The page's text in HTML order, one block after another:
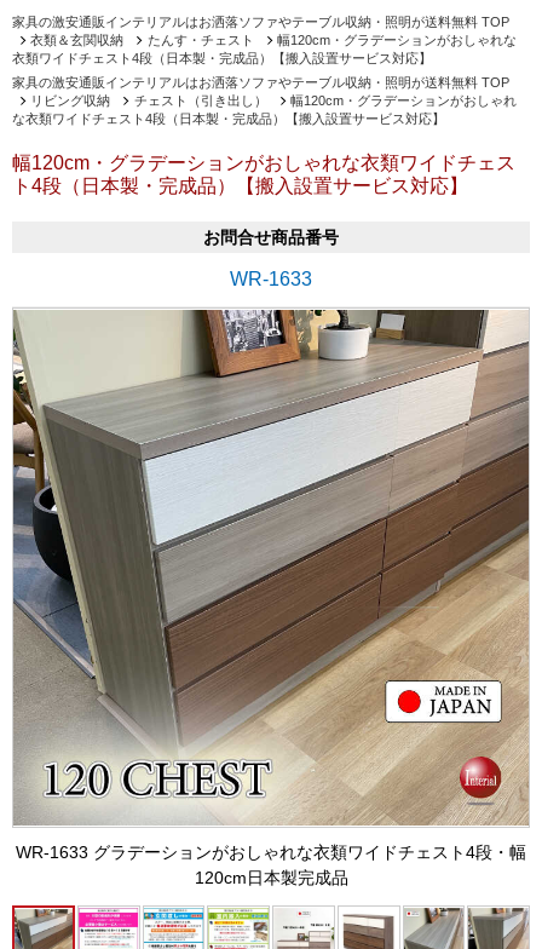
家具の激安通販インテリアルはお洒落ソファやテーブル収納・照明が送料無料 TOP
衣類＆玄関収納
たんす・チェスト
幅120cm・グラデーションがおしゃれな
衣類ワイドチェスト4段（日本製・完成品）【搬入設置サービス対応】
家具の激安通販インテリアルはお洒落ソファやテーブル収納・照明が送料無料 TOP
リビング収納
チェスト（引き出し）
幅120cm・グラデーションがおしゃれ
な衣類ワイドチェスト4段（日本製・完成品）【搬入設置サービス対応】
幅120cm・グラデーションがおしゃれな衣類ワイドチェス
ト4段（日本製・完成品）【搬入設置サービス対応】
お問合せ商品番号
WR-1633
WR-1633 グラデーションがおしゃれな衣類ワイドチェスト4段・幅
120cm日本製完成品